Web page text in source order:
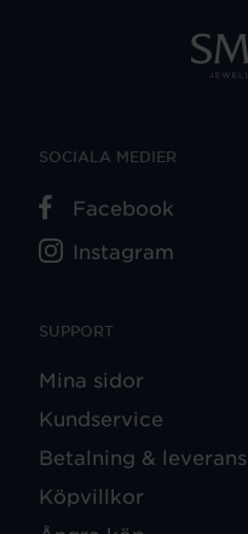
SUPPORT
Mina sidor
Kundservice
Betalning & leverans
Köpvillkor
SOCIALA MEDIER
Facebook
Instagram